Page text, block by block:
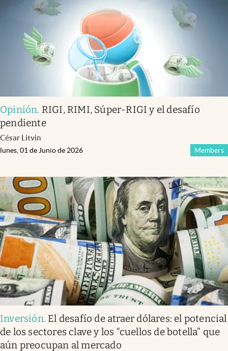
Opinión. RIGI, RIMI, Súper-RIGI y el desafío
pendiente
César Litvin
Members
lunes, 01 de Junio de 2026
Inversión. El desafío de atraer dólares: el potencial
de los sectores clave y los “cuellos de botella” que
aún preocupan al mercado